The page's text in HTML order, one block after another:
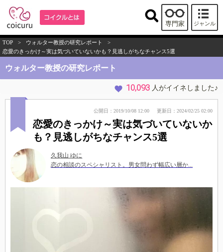
ジャンル
専門家
TOP > ウォルター教授の研究レポート
>
恋愛のきっかけ～実は気づいていないかも？見逃しがちなチャンス5選
ウォルター教授の研究レポート
10,093 人がイイネしました♪
公開日：2019/10/08 12:00 更新日：2024/02/25 02:00
恋愛のきっかけ～実は気づいていないか
も？見逃しがちなチャンス5選
久我山 ゆに
恋の相談のスペシャリスト。男女問わず幅広い層か...